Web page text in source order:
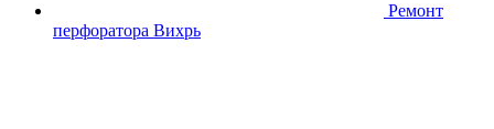
Ремонт
перфоратора Вихрь